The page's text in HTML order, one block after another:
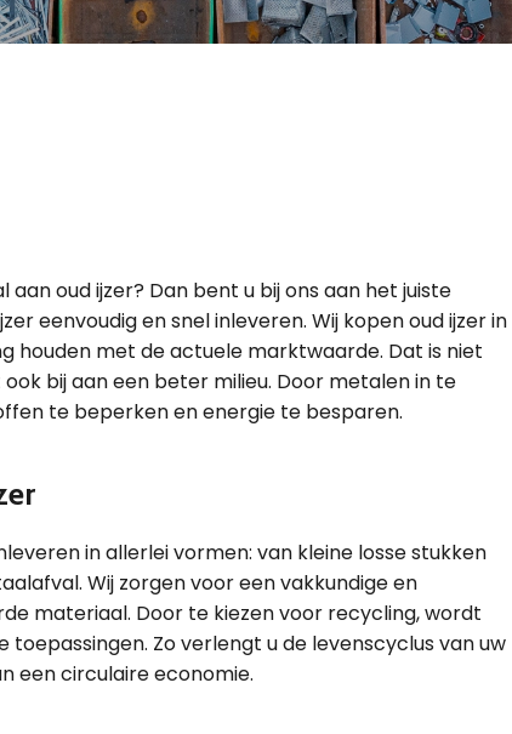
oud ijzer? Dan bent u bij ons aan het juiste
eenvoudig en snel inleveren. Wij kopen oud ijzer in
houden met de actuele marktwaarde. Dat is niet
bij aan een beter milieu. Door metalen in te
te beperken en energie te besparen.
in allerlei vormen: van kleine losse stukken
Wij zorgen voor een vakkundige en
materiaal. Door te kiezen voor recycling, wordt
Zo verlengt u de levenscyclus van uw
een circulaire economie.